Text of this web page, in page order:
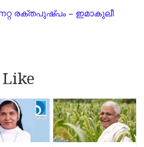
രക്തപുഷ്പം – ഇമാകുലീ